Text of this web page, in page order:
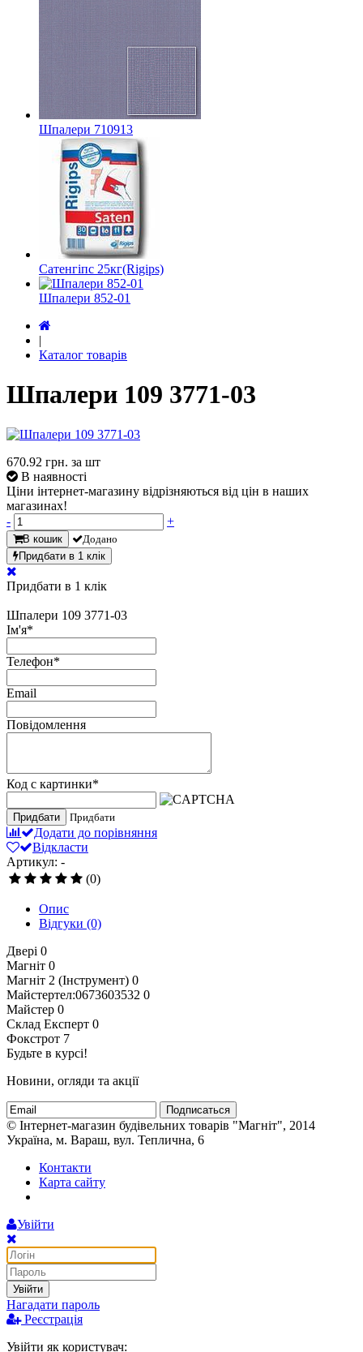
Шпалери 710913
Сатенгіпс 25кг(Rigips)
Шпалери 852-01
|
Каталог товарів
Шпалери 109 3771-03
670.92 грн. за шт
В наявності
Ціни інтернет-магазину відрізняються від цін в наших
магазинах!
-
+
В кошик
Додано
Придбати в 1 клік
Придбати в 1 клік
Шпалери 109 3771-03
Ім'я*
Телефон*
Email
Повідомлення
Код с картинки*
Придбати Придбати
Додати до порівняння
Відкласти
Артикул: -
(0)
Опис
Відгуки (0)
Двері 0
Магніт 0
Магніт 2 (Інструмент) 0
Майстертел:0673603532 0
Майстер 0
Склад Експерт 0
Фокстрот 7
Будьте в курсі!
Новини, огляди та акції
Подписаться
© Інтернет-магазин будівельних товарів "Магніт", 2014
Україна, м. Вараш, вул. Теплична, 6
Контакти
Карта сайту
Увійти
Увійти
Нагадати пароль
Реєстрація
Увійти як користувач: